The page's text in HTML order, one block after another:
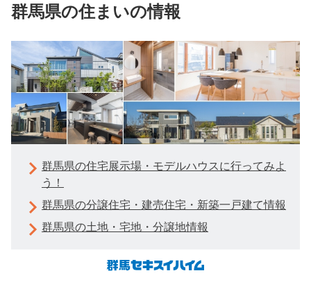
群馬県の住まいの情報
群馬県の住宅展示場・モデルハウスに行ってみよ
う！
群馬県の分譲住宅・建売住宅・新築一戸建て情報
群馬県の土地・宅地・分譲地情報